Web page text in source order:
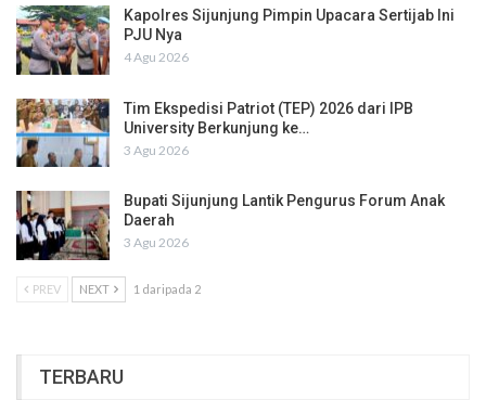
Kapolres Sijunjung Pimpin Upacara Sertijab Ini
PJU Nya
4 Agu 2026
Tim Ekspedisi Patriot (TEP) 2026 dari IPB
University Berkunjung ke…
3 Agu 2026
Bupati Sijunjung Lantik Pengurus Forum Anak
Daerah
3 Agu 2026
PREV NEXT 1 daripada 2
TERBARU